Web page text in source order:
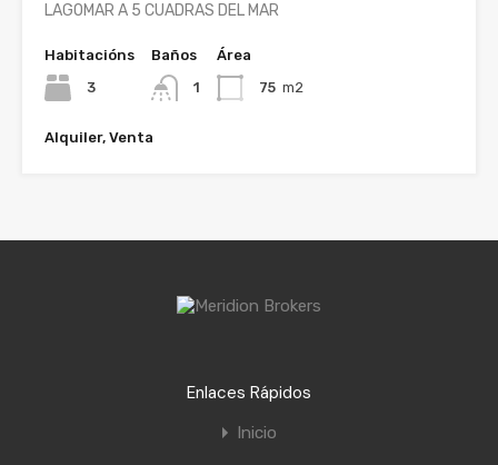
LAGOMAR A 5 CUADRAS DEL MAR
Habitacións
3
Baños
1
Área
75 m2
Alquiler, Venta
Enlaces Rápidos
Inicio